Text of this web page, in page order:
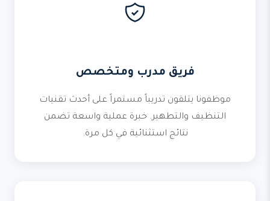
فريق مدرب ومتخصص
موظفونا يتلقون تدريباً مستمراً على أحدث تقنيات
التنظيف والتطهير. خبرة عملية واسعة تضمن
نتائج استثنائية في كل مرة.